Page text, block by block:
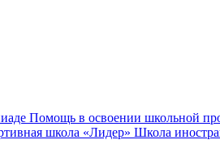
Помощь в освоении школьной
школа «Лидер» Школа